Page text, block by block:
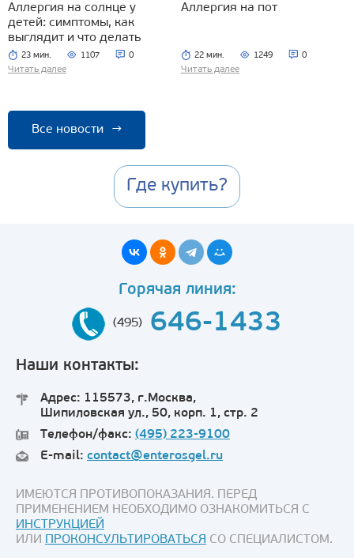
Аллергия на солнце у
детей: симптомы, как
выглядит и что делать
23 мин. 1107 0
Читать далее
Аллергия на пот
22 мин. 1249 0
Читать далее
Все новости →
Где купить?
Горячая линия:
(495) 646-1433
Наши контакты:
Адрес: 115573, г.Москва,
Шипиловская ул., 50, корп. 1, стр. 2
Телефон/факс: (495) 223-9100
E-mail: contact@enterosgel.ru
ИМЕЮТСЯ ПРОТИВОПОКАЗАНИЯ. ПЕРЕД
ПРИМЕНЕНИЕМ НЕОБХОДИМО ОЗНАКОМИТЬСЯ С
ИНСТРУКЦИЕЙ
ИЛИ ПРОКОНСУЛЬТИРОВАТЬСЯ СО СПЕЦИАЛИСТОМ.